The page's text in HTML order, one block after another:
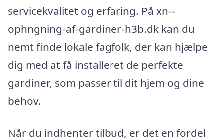
servicekvalitet og erfaring. På xn--
ophngning-af-gardiner-h3b.dk kan du
nemt finde lokale fagfolk, der kan hjælpe
dig med at få installeret de perfekte
gardiner, som passer til dit hjem og dine
behov.
Når du indhenter tilbud, er det en fordel